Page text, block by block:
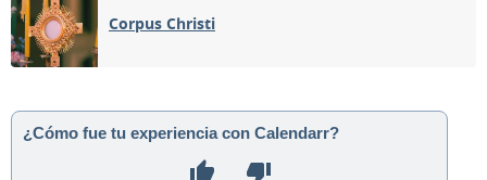
Corpus Christi
¿Cómo fue tu experiencia con Calendarr?